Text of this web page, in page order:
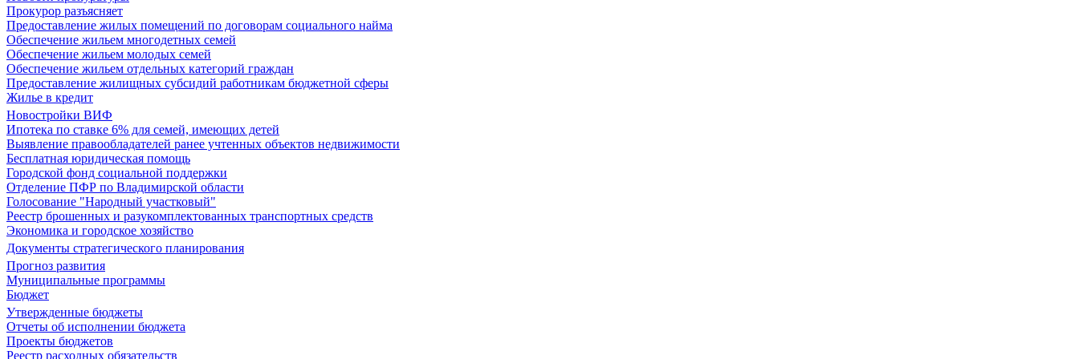
Прокурор разъясняет
Предоставление жилых помещений по договорам социального найма
Обеспечение жильем многодетных семей
Обеспечение жильем молодых семей
Обеспечение жильем отдельных категорий граждан
Предоставление жилищных субсидий работникам бюджетной сферы
Жилье в кредит
Новостройки ВИФ
Ипотека по ставке 6% для семей, имеющих детей
Выявление правообладателей ранее учтенных объектов недвижимости
Бесплатная юридическая помощь
Городской фонд социальной поддержки
Отделение ПФР по Владимирской области
Голосование "Народный участковый"
Реестр брошенных и разукомплектованных транспортных средств
Экономика и городское хозяйство
Документы стратегического планирования
Прогноз развития
Муниципальные программы
Бюджет
Утвержденные бюджеты
Отчеты об исполнении бюджета
Проекты бюджетов
Реестр расходных обязательств